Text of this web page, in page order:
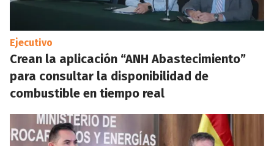
Ejecutivo
Crean la aplicación “ANH Abastecimiento”
para consultar la disponibilidad de
combustible en tiempo real